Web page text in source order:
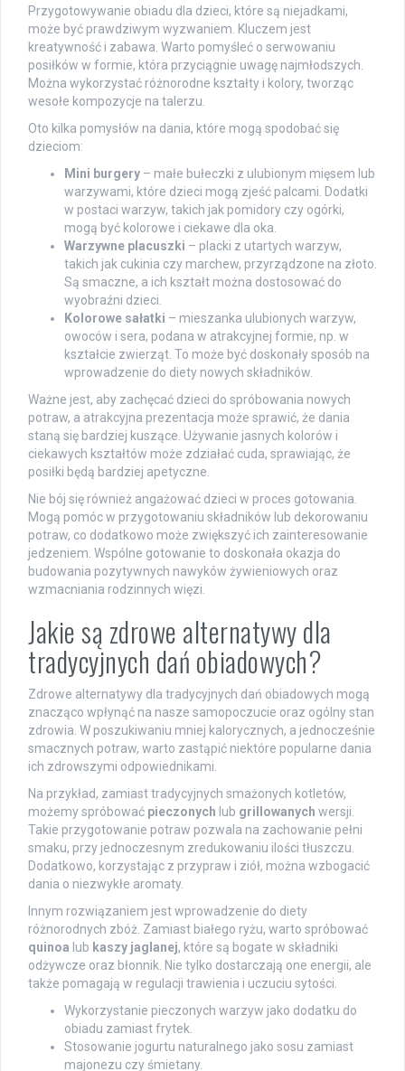
Przygotowywanie obiadu dla dzieci, które są niejadkami,
może być prawdziwym wyzwaniem. Kluczem jest
kreatywność i zabawa. Warto pomyśleć o serwowaniu
posiłków w formie, która przyciągnie uwagę najmłodszych.
Można wykorzystać różnorodne kształty i kolory, tworząc
wesołe kompozycje na talerzu.
Oto kilka pomysłów na dania, które mogą spodobać się
dzieciom:
Mini burgery – małe bułeczki z ulubionym mięsem lub
warzywami, które dzieci mogą zjeść palcami. Dodatki
w postaci warzyw, takich jak pomidory czy ogórki,
mogą być kolorowe i ciekawe dla oka.
Warzywne placuszki – placki z utartych warzyw,
takich jak cukinia czy marchew, przyrządzone na złoto.
Są smaczne, a ich kształt można dostosować do
wyobraźni dzieci.
Kolorowe sałatki – mieszanka ulubionych warzyw,
owoców i sera, podana w atrakcyjnej formie, np. w
kształcie zwierząt. To może być doskonały sposób na
wprowadzenie do diety nowych składników.
Ważne jest, aby zachęcać dzieci do spróbowania nowych
potraw, a atrakcyjna prezentacja może sprawić, że dania
staną się bardziej kuszące. Używanie jasnych kolorów i
ciekawych kształtów może zdziałać cuda, sprawiając, że
posiłki będą bardziej apetyczne.
Nie bój się również angażować dzieci w proces gotowania.
Mogą pomóc w przygotowaniu składników lub dekorowaniu
potraw, co dodatkowo może zwiększyć ich zainteresowanie
jedzeniem. Wspólne gotowanie to doskonała okazja do
budowania pozytywnych nawyków żywieniowych oraz
wzmacniania rodzinnych więzi.
Jakie są zdrowe alternatywy dla
tradycyjnych dań obiadowych?
Zdrowe alternatywy dla tradycyjnych dań obiadowych mogą
znacząco wpłynąć na nasze samopoczucie oraz ogólny stan
zdrowia. W poszukiwaniu mniej kalorycznych, a jednocześnie
smacznych potraw, warto zastąpić niektóre popularne dania
ich zdrowszymi odpowiednikami.
Na przykład, zamiast tradycyjnych smażonych kotletów,
możemy spróbować pieczonych lub grillowanych wersji.
Takie przygotowanie potraw pozwala na zachowanie pełni
smaku, przy jednoczesnym zredukowaniu ilości tłuszczu.
Dodatkowo, korzystając z przypraw i ziół, można wzbogacić
dania o niezwykłe aromaty.
Innym rozwiązaniem jest wprowadzenie do diety
różnorodnych zbóż. Zamiast białego ryżu, warto spróbować
quinoa lub kaszy jaglanej, które są bogate w składniki
odżywcze oraz błonnik. Nie tylko dostarczają one energii, ale
także pomagają w regulacji trawienia i uczuciu sytości.
Wykorzystanie pieczonych warzyw jako dodatku do
obiadu zamiast frytek.
Stosowanie jogurtu naturalnego jako sosu zamiast
majonezu czy śmietany.